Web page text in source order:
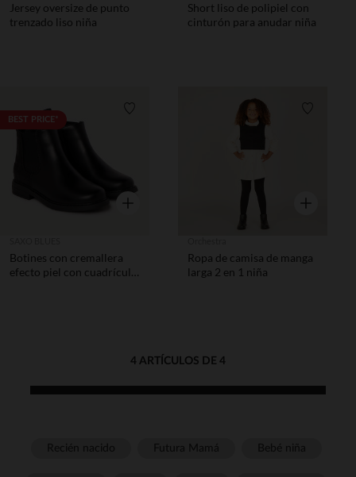
Jersey oversize de punto
trenzado liso niña
Short liso de polipiel con
cinturón para anudar niña
BEST PRICE*
Vista rápida
Botines con cremallera
efecto piel con cuadrícula
Vista rápida
Ropa de camisa de manga
larga 2 en 1 niña
4 ARTÍCULOS DE 4